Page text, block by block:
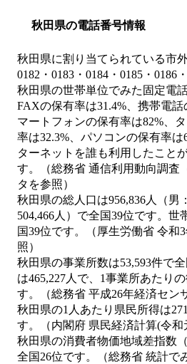
秋田県の電話番号情報
秋田県に割り当てられている市
0182・0183・0184・0185・0186
秋田県の世帯単位でみた固定電話
FAXの保有率は31.4%、携帯電話
マートフォンの保有率は82%、
率は32.3%、パソコンの保有率は
ターネットを誰も利用したこと
す。（総務省 通信利用動向調査
タを参照）
秋田県の総人口は956,836人（男
504,466人）で全国39位です。世
国39位です。（厚生労働省 令和
照）
秋田県の事業所数は53,593件で
は465,227人で、1事業所あたり
す。（総務省 平成26年経済セン
秋田県の1人あたり県民所得は
す。（内閣府 県民経済計算(令和
秋田県の消費者物価地域差指数
全国26位です。（総務省 統計で